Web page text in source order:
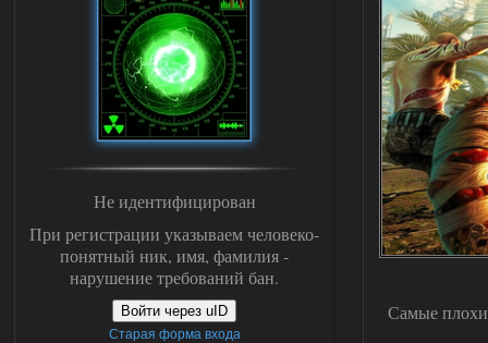
Самые
Не идентифицирован
При регистрации указываем человеко-
понятный ник, имя, фамилия -
нарушение требований бан.
Войти через uID
Старая форма входа